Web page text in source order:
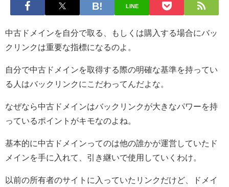
LINE
中古ドメインを自分で取る、もしくは購入する場合にバッ
クリンクは重要な指標になるのよ。
自分で中古ドメインを取得する際の明確な基準を持ってい
る人はバックリンクにこだわってんだよな。
なぜなら中古ドメインはバックリンクが大きなパワーを持
っているポイントがキモなのよね。
基本的に中古ドメインってのは他の誰かが運営していたド
メインを手に入れて、引き継いで使用していくわけ。
以前の所有者のサイトに入っていたリンクだけど、ドメイ